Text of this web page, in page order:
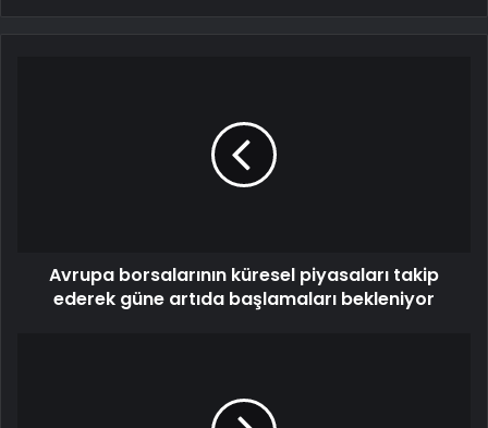
Avrupa borsalarının küresel piyasaları takip
ederek güne artıda başlamaları bekleniyor